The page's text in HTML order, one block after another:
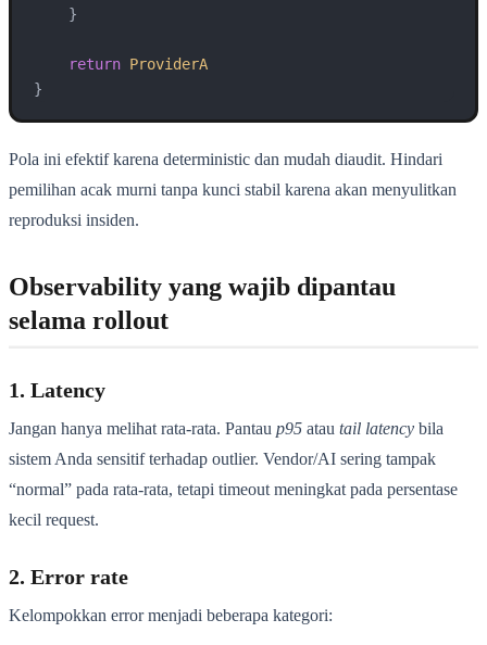
    }
return ProviderA
}
Pola ini efektif karena deterministic dan mudah diaudit. Hindari
pemilihan acak murni tanpa kunci stabil karena akan menyulitkan
reproduksi insiden.
Observability yang wajib dipantau
selama rollout
1. Latency
Jangan hanya melihat rata-rata. Pantau p95 atau tail latency bila
sistem Anda sensitif terhadap outlier. Vendor/AI sering tampak
“normal” pada rata-rata, tetapi timeout meningkat pada persentase
kecil request.
2. Error rate
Kelompokkan error menjadi beberapa kategori: